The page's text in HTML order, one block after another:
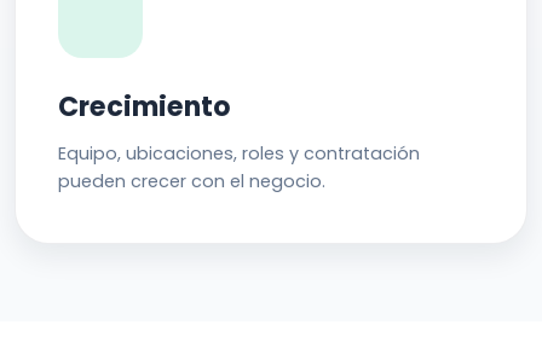
Crecimiento
Equipo, ubicaciones, roles y contratación
pueden crecer con el negocio.